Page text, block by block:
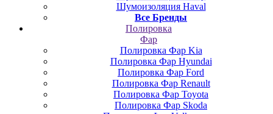
Шумоизоляция Haval
Все Бренды
Полировка
Фар
Полировка Фар Kia
Полировка Фар Hyundai
Полировка Фар Ford
Полировка Фар Renault
Полировка Фар Toyota
Полировка Фар Skoda